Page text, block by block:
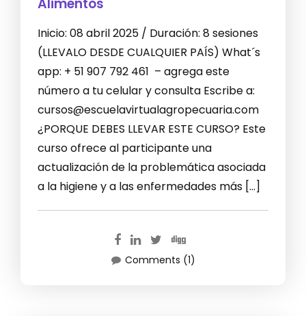
Alimentos
Inicio: 08 abril 2025 / Duración: 8 sesiones
(LLEVALO DESDE CUALQUIER PAÍS) What´s
app: + 51 907 792 461 – agrega este
número a tu celular y consulta Escribe a:
cursos@escuelavirtualagropecuaria.com
¿PORQUE DEBES LLEVAR ESTE CURSO? Este
curso ofrece al participante una
actualización de la problemática asociada
a la higiene y a las enfermedades más […]
Comments (1)